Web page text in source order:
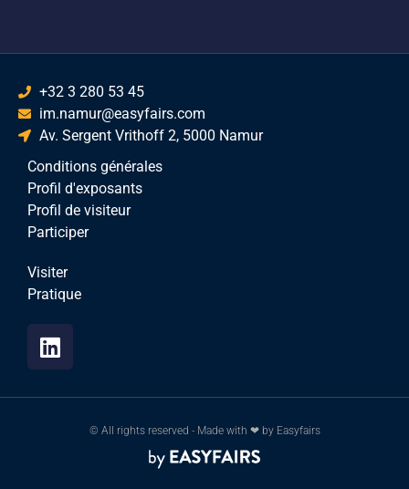
+32 3 280 53 45
im.namur@easyfairs.com
Av. Sergent Vrithoff 2, 5000 Namur
Conditions générales
Profil d'exposants
Profil de visiteur
Participer
Visiter
Pratique
© All rights reserved - Made with ❤ by Easyfairs